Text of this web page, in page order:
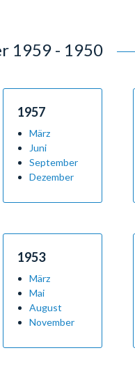
1959 - 1950
1957
März
Juni
September
Dezember
1953
März
Mai
August
November